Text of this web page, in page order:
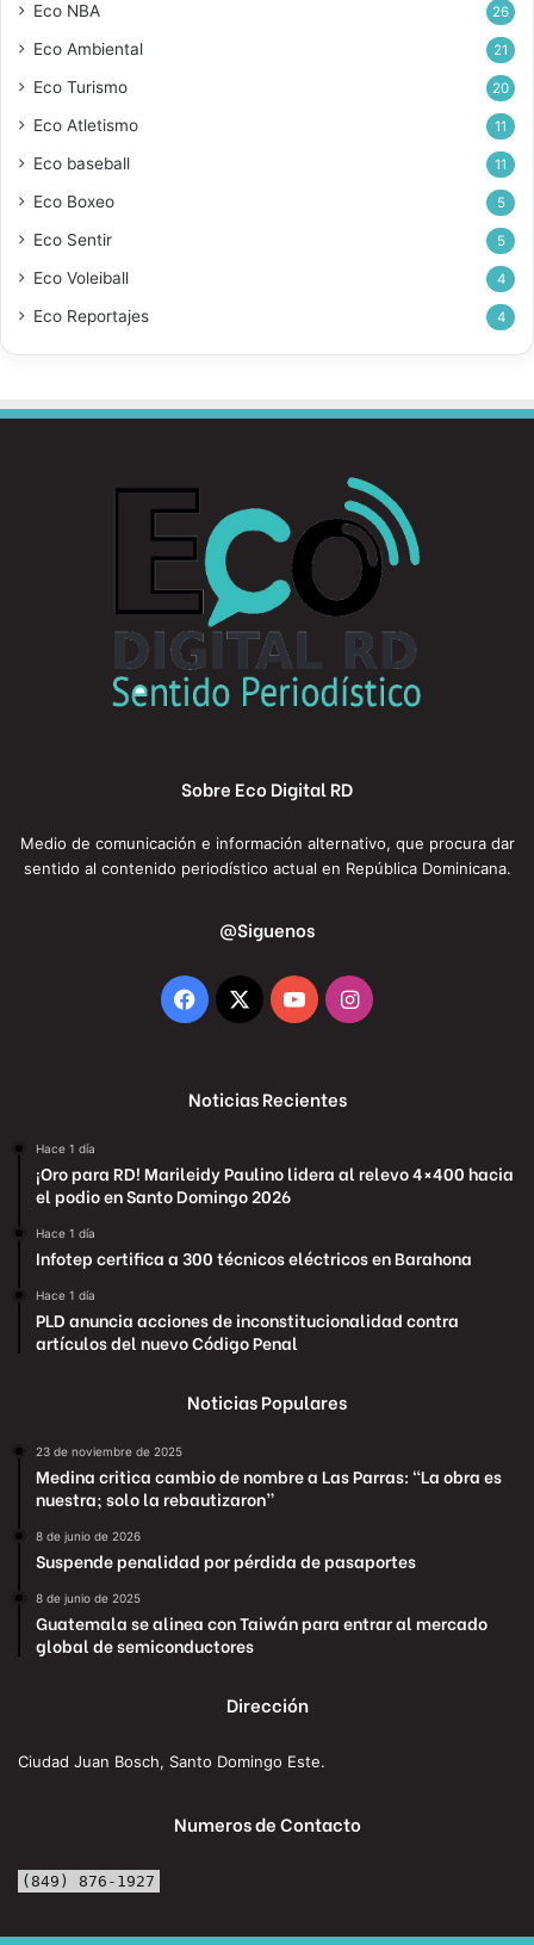
Eco NBA 26
Eco Ambiental 21
Eco Turismo 20
Eco Atletismo 11
Eco baseball 11
Eco Boxeo 5
Eco Sentir 5
Eco Voleiball 4
Eco Reportajes 4
Sobre Eco Digital RD
Medio de comunicación e información alternativo, que procura dar
sentido al contenido periodístico actual en República Dominicana.
@Siguenos
Facebook
X YouTubeInstagram
Noticias Recientes
Hace 1 día
¡Oro para RD! Marileidy Paulino lidera al relevo 4×400 hacia
el podio en Santo Domingo 2026
Hace 1 día
Infotep certifica a 300 técnicos eléctricos en Barahona
Hace 1 día
PLD anuncia acciones de inconstitucionalidad contra
artículos del nuevo Código Penal
Noticias Populares
23 de noviembre de 2025
Medina critica cambio de nombre a Las Parras: “La obra es
nuestra; solo la rebautizaron”
8 de junio de 2026
Suspende penalidad por pérdida de pasaportes
8 de junio de 2025
Guatemala se alinea con Taiwán para entrar al mercado
global de semiconductores
Dirección
Ciudad Juan Bosch, Santo Domingo Este.
Numeros de Contacto
(849) 876-1927